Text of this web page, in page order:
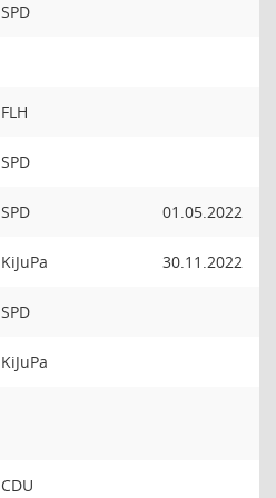
SPD
FLH
SPD
SPD 01.05.2022
KiJuPa 30.11.2022
SPD
KiJuPa
CDU